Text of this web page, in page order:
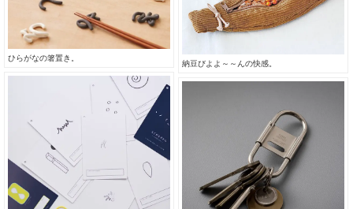
納豆びよよ～～んの快感。
ひらがなの箸置き。